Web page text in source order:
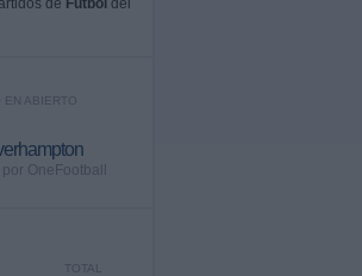
de Fútbol del
EN ABIERTO
OneFootball
TOTAL